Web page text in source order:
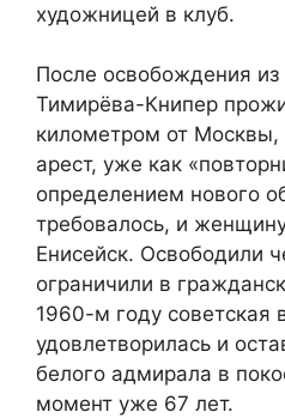
художницей в клуб.
После освобождения
Тимирёва-Книпер
километром от
арест, уже как
определением нового
требовалось, и
Енисейск. Освободили
ограничили в
1960-м году советская
удовлетворилась и
белого адмирала в
момент уже 67 лет.